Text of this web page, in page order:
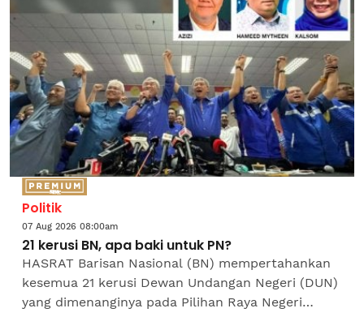
Politik
07 Aug 2026 08:00am
21 kerusi BN, apa baki untuk PN?
HASRAT Barisan Nasional (BN) mempertahankan
kesemua 21 kerusi Dewan Undangan Negeri (DUN)
yang dimenanginya pada Pilihan Raya Negeri